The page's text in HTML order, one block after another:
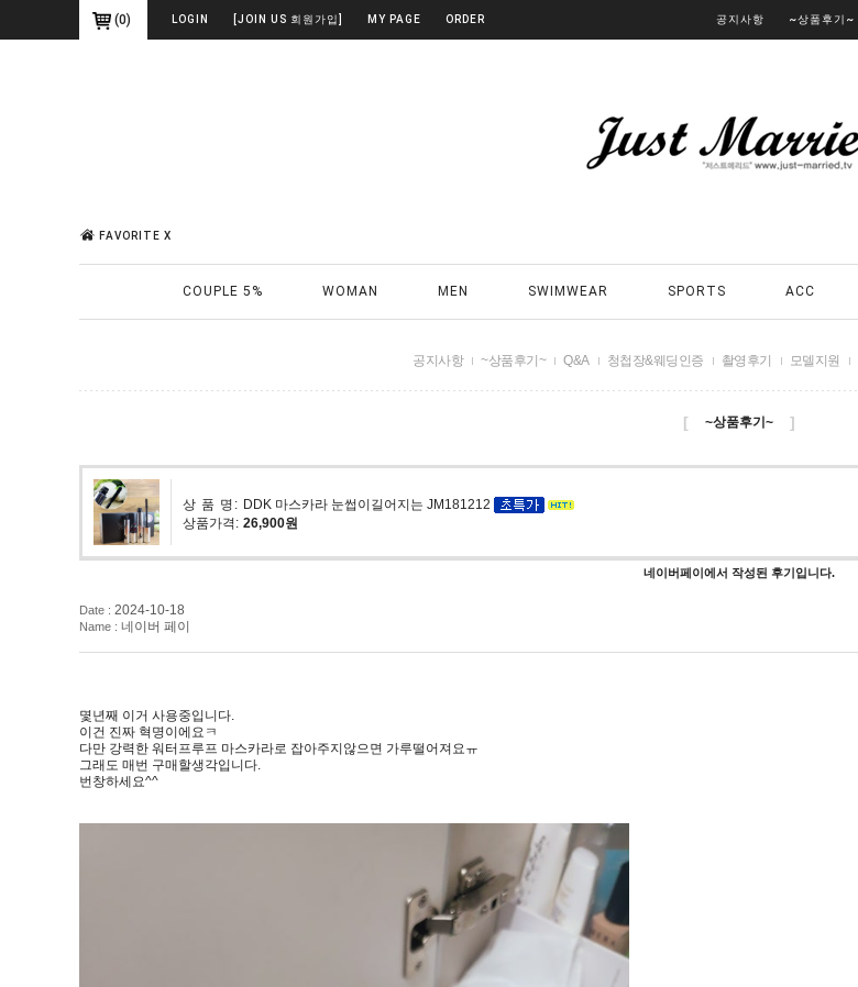
(0) LOGIN [JOIN US 회원가입] MY PAGE ORDER 공지사항 ~상품후기~
FAVORITE X
COUPLE 5% WOMAN MEN SWIMWEAR SPORTS ACC
공지사항 ~상품후기~ Q&A 청첩장&웨딩인증 촬영후기 모델지원
[ ~상품후기~ ]
상 품 명: DDK 마스카라 눈썹이길어지는 JM181212
상품가격: 26,900원
네이버페이에서 작성된 후기입니다.
Date : 2024-10-18
Name : 네이버 페이
몇년째 이거 사용중입니다.
이건 진짜 혁명이에요ㅋ
다만 강력한 워터프루프 마스카라로 잡아주지않으면 가루떨어져요ㅠ
그래도 매번 구매할생각입니다.
번창하세요^^